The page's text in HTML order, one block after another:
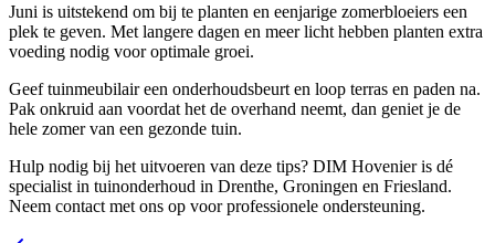
Juni is uitstekend om bij te planten en eenjarige zomerbloeiers een
plek te geven. Met langere dagen en meer licht hebben planten extra
voeding nodig voor optimale groei.
Geef tuinmeubilair een onderhoudsbeurt en loop terras en paden na.
Pak onkruid aan voordat het de overhand neemt, dan geniet je de
hele zomer van een gezonde tuin.
Hulp nodig bij het uitvoeren van deze tips? DIM Hovenier is dé
specialist in tuinonderhoud in Drenthe, Groningen en Friesland.
Neem contact met ons op voor professionele ondersteuning.